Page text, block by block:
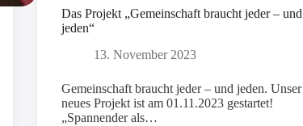
Das Projekt „Gemeinschaft braucht jeder – und
jeden“
13. November 2023
Gemeinschaft braucht jeder – und jeden. Unser
neues Projekt ist am 01.11.2023 gestartet!
„Spannender als…